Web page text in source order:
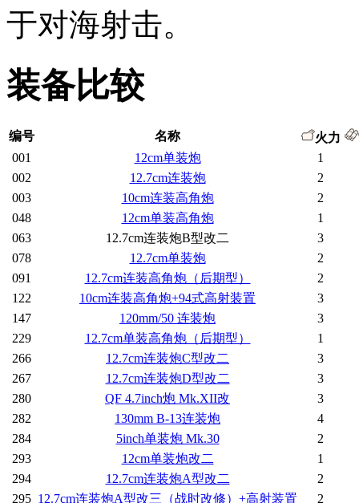
于对海射击。
装备比较
编号 名称 火力
001
12cm单装炮
1
002
12.7cm连装炮
2
003
10cm连装高角炮
2
048
12cm单装高角炮
1
063
12.7cm连装炮B型改二
3
078
12.7cm单装炮
2
091
12.7cm连装高角炮（后期型）
2
122
10cm连装高角炮+94式高射装置
3
147
120mm/50 连装炮
3
229
12.7cm单装高角炮（后期型）
1
266
12.7cm连装炮C型改二
3
267
12.7cm连装炮D型改二
3
280
QF 4.7inch炮 Mk.XII改
3
282
130mm B-13连装炮
4
284
5inch单装炮 Mk.30
2
293
12cm单装炮改二
1
294
12.7cm连装炮A型改二
2
295 12.7cm连装炮A型改三（战时改修）+高射装置 2